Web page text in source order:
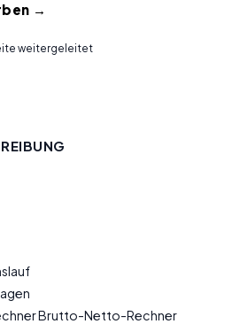
→
weitergeleitet
Brutto-Netto-Rechner